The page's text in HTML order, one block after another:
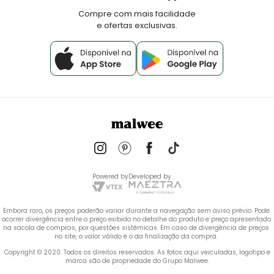
Compre com mais facilidade
e ofertas exclusivas.
Powered byDeveloped by
Embora raro, os preços poderão variar durante a navegação sem aviso prévio. Pode
ocorrer divergência entre o preço exibido no detalhe do produto e preço apresentado
na sacola de compras, por questões sistêmicas. Em caso de divergência de preços
no site, o valor válido é o da finalização da compra.
marca são de propriedade do Grupo Malwee.